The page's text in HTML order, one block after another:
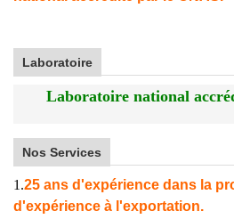
Laboratoire
Laboratoire national
Nos Services
1.25 ans d'expérience dans la
d'expérience à l'exportation.